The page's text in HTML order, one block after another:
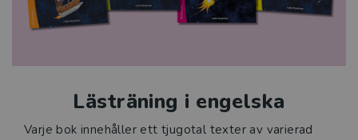
Lästräning i engelska
Varje bok innehåller ett tjugotal texter av varierad